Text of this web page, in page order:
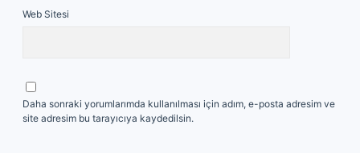
Web Sitesi
Daha sonraki yorumlarımda kullanılması için adım, e-posta adresim ve
site adresim bu tarayıcıya kaydedilsin.